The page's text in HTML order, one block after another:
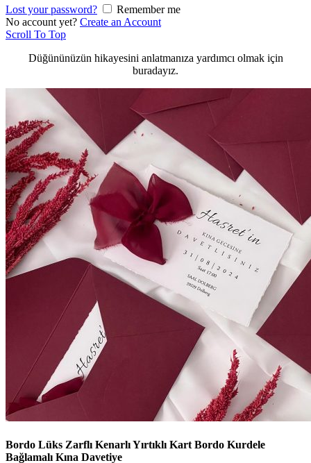
Lost your password?
Remember me
No account yet? Create an Account
Scroll To Top
Düğününüzün hikayesini anlatmanıza yardımcı olmak için
buradayız.
Bordo Lüks Zarflı Kenarlı Yırtıklı Kart Bordo Kurdele
Bağlamalı Kına Davetiye